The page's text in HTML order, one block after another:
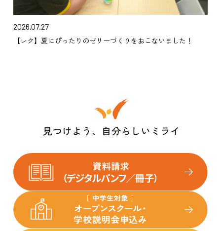
2026.07.27
【レク】夏にぴったりのゼリーづくりをおこないました！